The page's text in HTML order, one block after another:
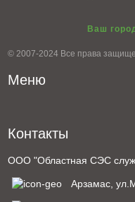
Ваш
© 2007-2024 Все права
Меню
Контакты
ООО "Областная СЭС
Арзамас,